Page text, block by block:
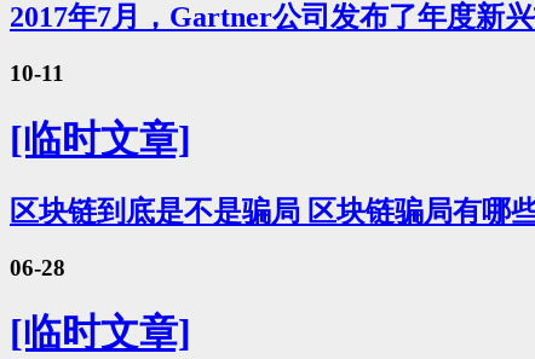
2017年7月，Gartner公司发布了年度新
10-11
[临时文章]
区块链到底是不是骗局 区块链骗局有哪
06-28
[临时文章]